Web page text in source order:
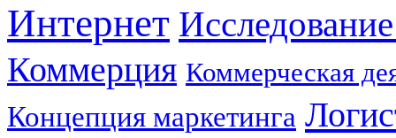
Интернет
Коммерция Коммерческая
Концепция маркетинга